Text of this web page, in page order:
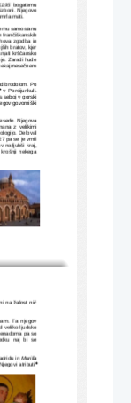
  bogatemu
Njegovo
mati.
samostanu
frančiškanskih
zgodba in
bratov, kjer
krščansko
Zaradi hude
brodolom. Po
v Porcijunkuli.
seboj v gorski
govorniški
Njegova
z velikimi
Deloval
pa se je vrnil
najljubši kraj,
nekega
na žalost nič
Ta njegov
veliko ljudsko
pa so
naj bi se
in Murilla
atributi 